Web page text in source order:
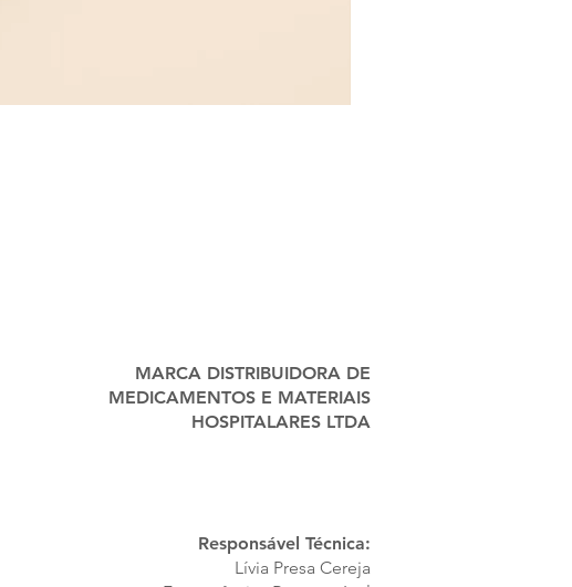
MARCA DISTRIBUIDORA DE
MEDICAMENTOS E MATERIAIS
HOSPITALARES LTDA
Responsável Técnica:
Lívia Presa Cereja